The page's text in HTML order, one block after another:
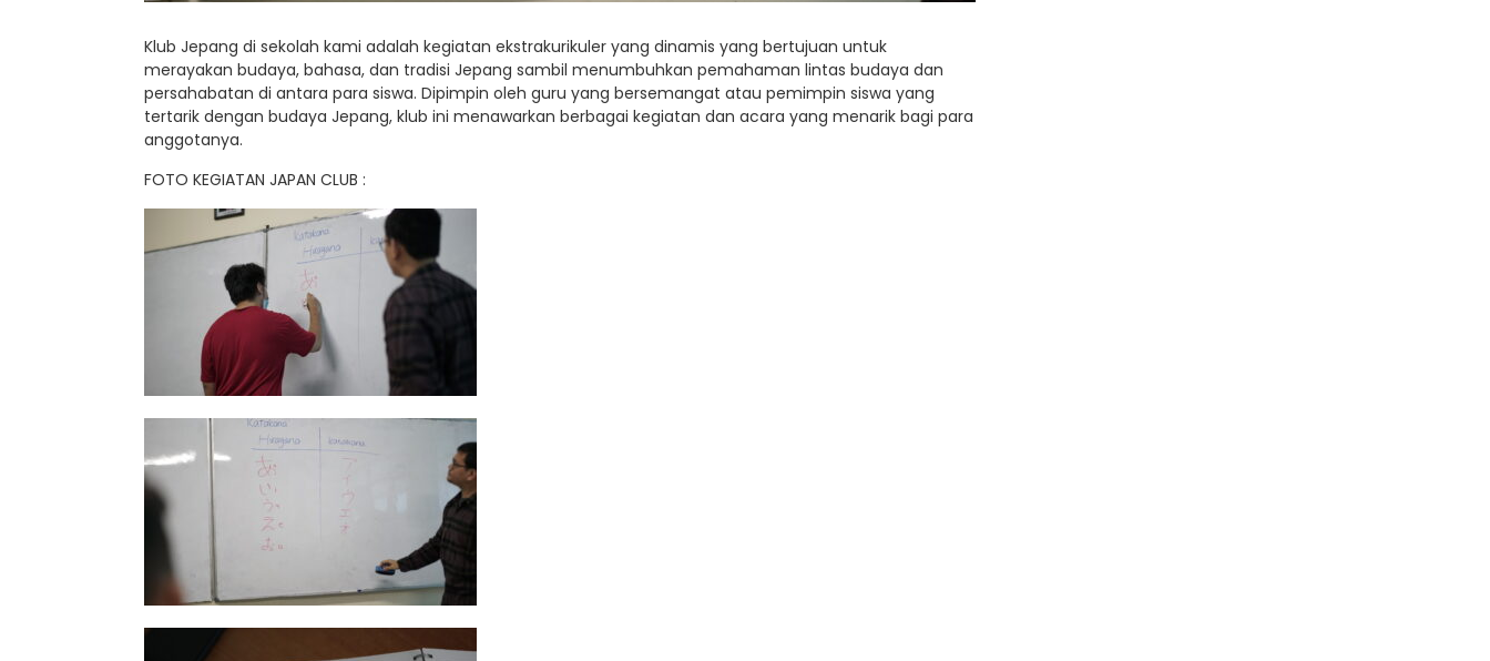
Klub Jepang di sekolah kami adalah kegiatan ekstrakurikuler yang dinamis yang bertujuan untuk
merayakan budaya, bahasa, dan tradisi Jepang sambil menumbuhkan pemahaman lintas budaya dan
persahabatan di antara para siswa. Dipimpin oleh guru yang bersemangat atau pemimpin siswa yang
tertarik dengan budaya Jepang, klub ini menawarkan berbagai kegiatan dan acara yang menarik bagi para
anggotanya.
FOTO KEGIATAN JAPAN CLUB :